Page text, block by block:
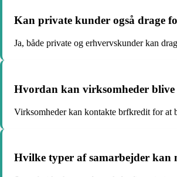
Kan private kunder også drage
Ja, både private og erhvervskunder kan
Hvordan kan virksomheder
Virksomheder kan kontakte brfkredit for at
Hvilke typer af samarbejder kan